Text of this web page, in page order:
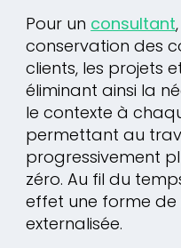
Pour un consultant
conservation des
clients, les projets
éliminant ainsi la
le contexte à
permettant au
progressivement
zéro. Au fil du
effet une forme
externalisée.